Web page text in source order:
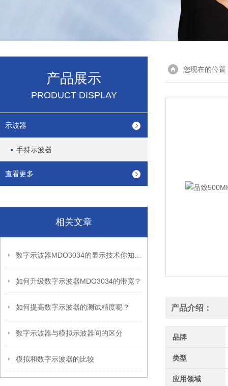
产品展示
PRODUCT DISPLAY
示波器
手持示波器
查看更多
相关文章
如何升级数字示波器MDO3034的带宽？
如何提高数字示波器的测试精度呢？
数字示波器与模拟示波器间的区分
模拟和数字示波器的比较
您现在的位置
产品介绍：
品牌
类型
应用领域